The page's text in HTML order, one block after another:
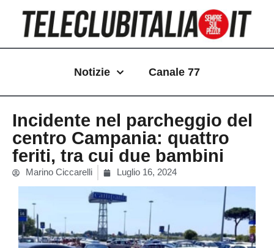
contenuto
Notizie Canale 77
Incidente nel parcheggio del
centro Campania: quattro
feriti, tra cui due bambini
Marino Ciccarelli Luglio 16, 2024